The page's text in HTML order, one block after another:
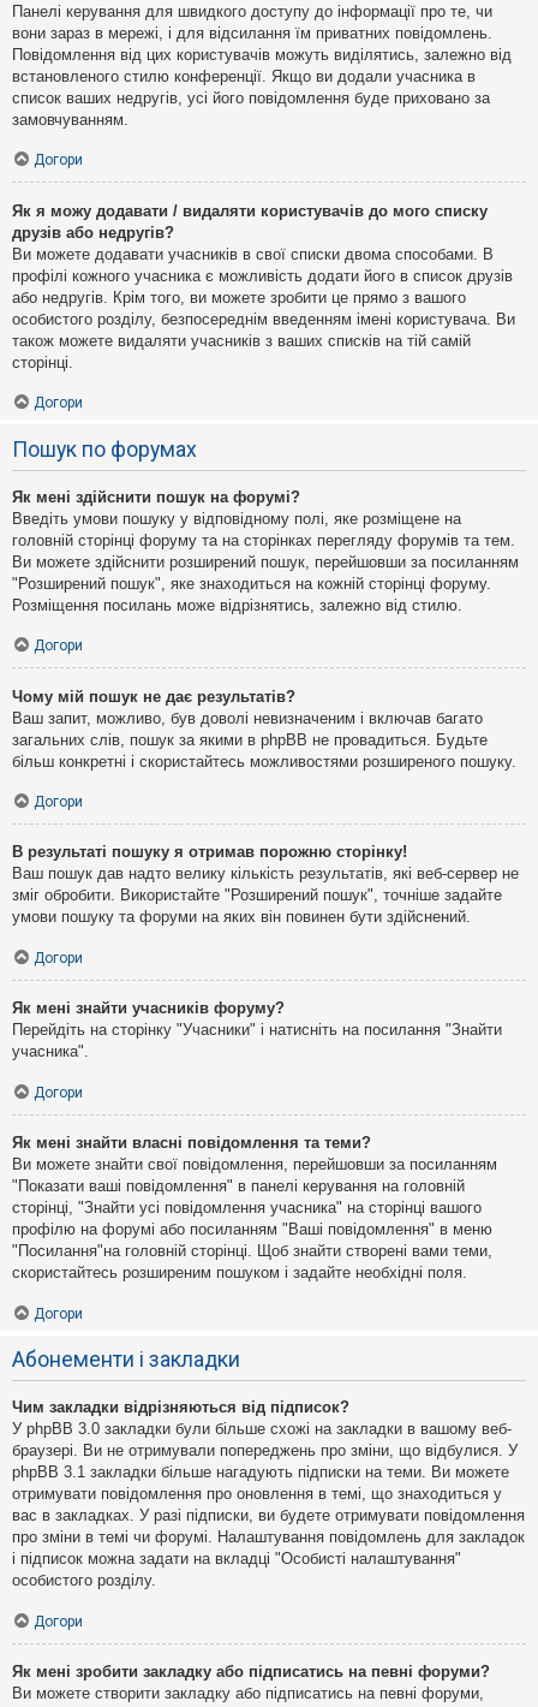
Панелі керування для швидкого доступу до інформації про те, чи
вони зараз в мережі, і для відсилання їм приватних повідомлень.
Повідомлення від цих користувачів можуть виділятись, залежно від
встановленого стилю конференції. Якщо ви додали учасника в
список ваших недругів, усі його повідомлення буде приховано за
замовчуванням.
Догори
Як я можу додавати / видаляти користувачів до мого списку
друзів або недругів?
Ви можете додавати учасників в свої списки двома способами. В
профілі кожного учасника є можливість додати його в список друзів
або недругів. Крім того, ви можете зробити це прямо з вашого
особистого розділу, безпосереднім введенням імені користувача. Ви
також можете видаляти учасників з ваших списків на тій самій
сторінці.
Догори
Пошук по форумах
Як мені здійснити пошук на форумі?
Введіть умови пошуку у відповідному полі, яке розміщене на
головній сторінці форуму та на сторінках перегляду форумів та тем.
Ви можете здійснити розширений пошук, перейшовши за посиланням
"Розширений пошук", яке знаходиться на кожній сторінці форуму.
Розміщення посилань може відрізнятись, залежно від стилю.
Догори
Чому мій пошук не дає результатів?
Ваш запит, можливо, був доволі невизначеним і включав багато
загальних слів, пошук за якими в phpBB не провадиться. Будьте
більш конкретні і скористайтесь можливостями розширеного пошуку.
Догори
В результаті пошуку я отримав порожню сторінку!
Ваш пошук дав надто велику кількість результатів, які веб-сервер не
зміг обробити. Використайте "Розширений пошук", точніше задайте
умови пошуку та форуми на яких він повинен бути здійснений.
Догори
Як мені знайти учасників форуму?
Перейдіть на сторінку "Учасники" і натисніть на посилання "Знайти
учасника".
Догори
Як мені знайти власні повідомлення та теми?
Ви можете знайти свої повідомлення, перейшовши за посиланням
"Показати ваші повідомлення" в панелі керування на головній
сторінці, "Знайти усі повідомлення учасника" на сторінці вашого
профілю на форумі або посиланням "Ваші повідомлення" в меню
"Посилання"на головній сторінці. Щоб знайти створені вами теми,
скористайтесь розширеним пошуком і задайте необхідні поля.
Догори
Абонементи і закладки
Чим закладки відрізняються від підписок?
У phpBB 3.0 закладки були більше схожі на закладки в вашому веб-
браузері. Ви не отримували попереджень про зміни, що відбулися. У
phpBB 3.1 закладки більше нагадують підписки на теми. Ви можете
отримувати повідомлення про оновлення в темі, що знаходиться у
вас в закладках. У разі підписки, ви будете отримувати повідомлення
про зміни в темі чи форумі. Налаштування повідомлень для закладок
і підписок можна задати на вкладці "Особисті налаштування"
особистого розділу.
Догори
Як мені зробити закладку або підписатись на певні форуми?
Ви можете створити закладку або підписатись на певні форуми,